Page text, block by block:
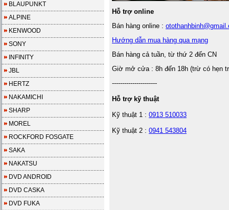
BLAUPUNKT
ALPINE
KENWOOD
SONY
INFINITY
JBL
HERTZ
NAKAMICHI
SHARP
MOREL
ROCKFORD FOSGATE
SAKA
NAKATSU
DVD ANDROID
DVD CASKA
DVD FUKA
Hỗ trợ online
Bán hàng online :
Hướng dẫn mua hàng qua mạng
Bán hàng cả tuần, từ thứ 2 đến CN
Giờ mở cửa : 8h đến 18h (trừ có hẹn
----------------------
Hỗ trợ kỹ thuật
Kỹ thuật 1 : 0913 510033
Kỹ thuật 2 : 0941 543804